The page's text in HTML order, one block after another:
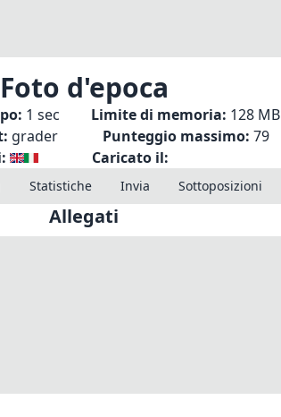
Foto d'epoca
1 sec Limite di memoria: 128 MB
grader Punteggio massimo: 79
Caricato il:
Statistiche Invia Sottoposizioni
Allegati